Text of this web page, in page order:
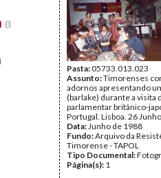
I
Pasta:05733.013.023
Assunto:Timorenses
adornos apresentando
(barlake) durante a visita
parlamentar britânico-
Portugal. Lisboa. 26
Data:Junho de 1988
Fundo:Arquivo da
Timorense - TAPOL
Tipo Documental:
Página(s): 1